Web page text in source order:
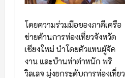
โดยความร่วมมือของภาคีเครือ
ข่ายด้านการท่องเที่ยวจังหวัด
เชียงใหม่ นำโดยตัวแทนผู้จัด
งาน และบ้านท่าตำหนัก พริ
วิลเลจ มุ่งยกระดับการท่องเที่ยว